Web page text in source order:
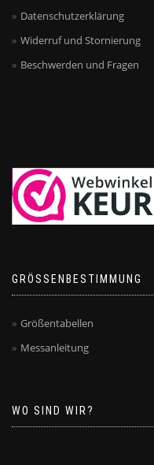
Datenschutzerklärung
Widerruf und Stornierung
Beschwerden und Fragen
GRÖSSENBESTIMMUNG
Größentabellen
Messanleitung
WO SIND WIR?